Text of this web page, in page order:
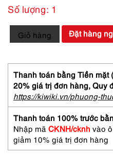
Số lượng: 1
5909-
Kính
nữ/Kính
mát-
Khá
mới-
DIOR
2035
eyeglasses
số
lượng
Giỏ hàng Đặt hàng
Thanh toán bằng Tiền mặt
20% giá trị đơn hàng, Quy
https://kiwiki.vn/phuong-
Thanh toán 100% trước
Nhập mã CKNH/cknh vào
giảm 10% giá trị đơn hàng